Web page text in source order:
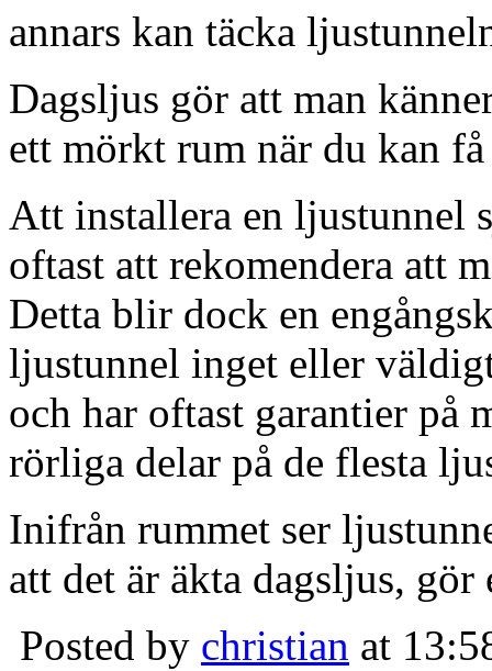
annars kan täcka
Dagsljus gör att man
ett mörkt rum när du kan
Att installera en ljustunnel
oftast att rekomendera att
Detta blir dock en
ljustunnel inget eller
och har oftast garantier på
rörliga delar på de flesta
Inifrån rummet ser
att det är äkta dagsljus,
Posted by christian at